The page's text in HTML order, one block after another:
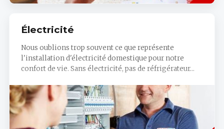
Électricité
Nous oublions trop souvent ce que représente
l'installation d'électricité domestique pour notre
confort de vie. Sans électricité, pas de réfrigérateur...